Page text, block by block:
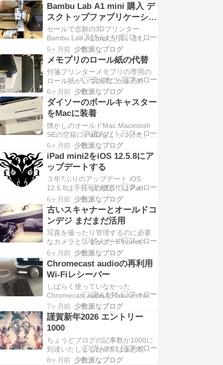
Bambu Lab A1 mini 購入 デ
スクトップファブリケーショ
ン構築
セールで念願の3Dプリンター
Bambu Lab A1 mini を買いました
想像していたものよりひとまわり
小さい BOSE101MMと比べてもミ
ニチュアレベルBambu Lab A1 mini
3D プリンター目的は* M4 Mac
miniをベースにAIを活用したデスク
トップフ…
5ヶ月前 少数派なブログ
メモプリのロール紙の代替
付箋プリンターメモプリの専用の
ロール紙がいつの間にか販売終了
してしまって手に入らなくなりま
したそこでネットの情報からテプ
ラliteのロール紙が使えるというこ
とで試してみました購入したテー
プは純正じゃなく安い互換 テープ
以下のようなテープLite専用テープ
カラーセット 互換15…
6ヶ月前 少数派なブログ
ダイソーのボールキャスター
をMacに装着
懐かしのオールドMac Macintosh
SEの空箱にiPad2をくっつけた、ア
ップサイクルしたMacですたまたま
見つけたダイソーのボールキャス
ター ネットやDIY店だと高いので躊
躇してました今までのは縦方向に
しか動かせなかったのですが、こ
れで自由に動かせるようになりま
した用途…
6ヶ月前 少数派なブログ
iPad mini2をiOS 12.5.8にア
ップデートする
３年?ぶりのアップデート iOS
12.5.8は手持ちの機器ではiPad
mini2とiPhone６今回はiPad mini2
だけアップデートを適用しました
iPad mini2はAwesome Note 2の利
用と地デジ視聴に使っています
iPad mini2の再利用● 地デジ視聴…
6ヶ月前 少数派なブログ
古いスキャナーとオールドコ
ンデジ まだまだ活用
写真を撮ったり管理するのに必要
なカメラとスキャナーiPhoneやス
マホでも代用できますが、やっぱ
り専門の方が味がある今でもメイ
ンとして愛用している3台は13年目
になり環境も変化しましたそこで
今回は周辺機器で強化してみまし
た● ScanSnap S1100 リコーの子会
社になりまし…
6ヶ月前 少数派なブログ
Chromecast audioの再利用
Wi-Fiレシーバー
しばらく使っていなかった
Chromecast audioをRakuten hand
5Gのミラーリングで繋げてケンウ
ッドのケンウッドKAF-A55の光端
子接続から音を出してみましたア
プリ内のキャストボタンを使わ
ず、Android OS自体の機能を使え
ば、スマホで鳴っている全ての
音…
7ヶ月前 少数派なブログ
謹賀新年2026 エントリー
1000
ちょうどブログの記事数が1000に
到達いたしました今年は仮想現実
とAIを活用する年にしたいです
8ヶ月前 少数派なブログ